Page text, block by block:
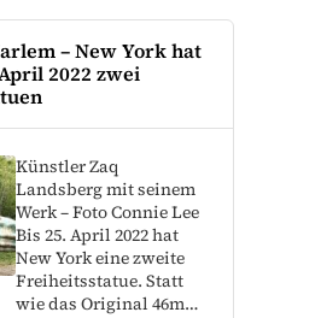
– New York hat
2022 zwei
Künstler Zaq
Landsberg mit seinem
Werk – Foto Connie Lee
Bis 25. April 2022 hat
New York eine zweite
Freiheitsstatue. Statt
wie das Original 46m…